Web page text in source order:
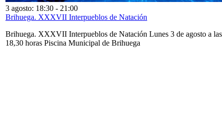
3 agosto: 18:30 - 21:00
Brihuega. XXXVII Interpueblos de Natación
Brihuega. XXXVII Interpueblos de Natación Lunes 3 de agosto a las
18,30 horas Piscina Municipal de Brihuega